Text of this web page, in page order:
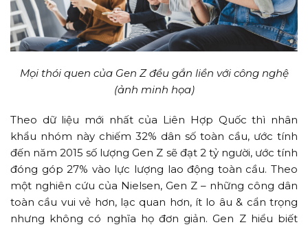
Mọi thói quen của Gen Z đều gắn liền với công nghệ
(ảnh minh họa)
Theo dữ liệu mới nhất của Liên Hợp Quốc thì nhân
khẩu nhóm này chiếm 32% dân số toàn cầu, ước tính
đến năm 2015 số lượng Gen Z sẽ đạt 2 tỷ người, ước tính
đóng góp 27% vào lực lượng lao động toàn cầu. Theo
một nghiên cứu của Nielsen, Gen Z – những công dân
toàn cầu vui vẻ hơn, lạc quan hơn, ít lo âu & cẩn trọng
nhưng không có nghĩa họ đơn giản. Gen Z hiểu biết